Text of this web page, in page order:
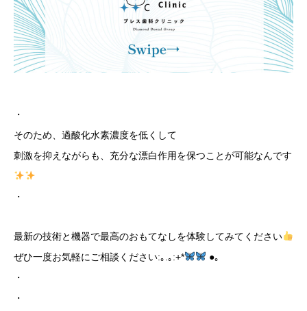
・
そのため、過酸化水素濃度を低くして
刺激を抑えながらも、充分な漂白作用を保つことが可能なんです
・
最新の技術と機器で最高のおもてなしを体験してみてください
ぜひ一度お気軽にご相談ください:｡.｡:+*
●｡
・
・